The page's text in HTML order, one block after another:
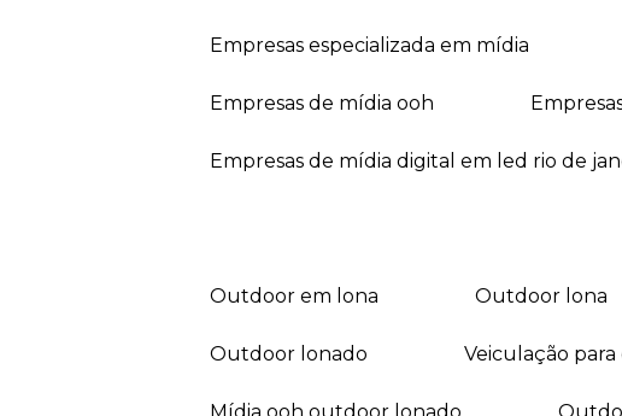
empresas especializada em mídia
empresas de mídia ooh
empresas de mídia digital em led rio de
outdoor em lona outdoor lona
outdoor lonado veiculação